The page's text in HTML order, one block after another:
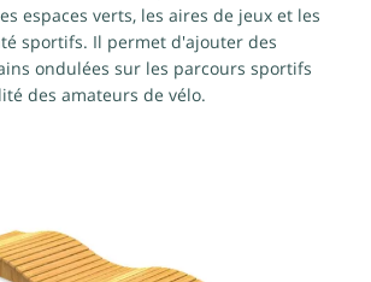
espaces verts, les aires de jeux et les
sportifs. Il permet d'ajouter des
ondulées sur les parcours sportifs
des amateurs de vélo.